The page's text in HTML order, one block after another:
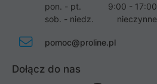
pon. - pt.
9:00 - 17:00
sob. - niedz.
nieczynne
pomoc@proline.pl
Dołącz do nas